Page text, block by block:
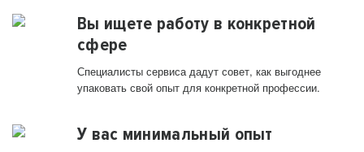
Вы ищете работу в конкретной
сфере
Специалисты сервиса дадут совет, как выгоднее
упаковать свой опыт для конкретной профессии.
У вас минимальный опыт